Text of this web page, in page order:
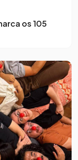
os 105